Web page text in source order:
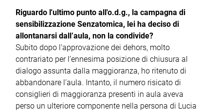
Riguardo l'ultimo punto all'o.d.g., la campagna di
sensibilizzazione Senzatomica, lei ha deciso di
allontanarsi dall’aula, non la condivide?
Subito dopo l’approvazione dei dehors, molto
contrariato per l’ennesima posizione di chiusura al
dialogo assunta dalla maggioranza, ho ritenuto di
abbandonare l’aula. Intanto, il numero risicato di
consiglieri di maggioranza presenti in aula aveva
perso un ulteriore componente nella persona di Lucia